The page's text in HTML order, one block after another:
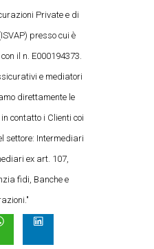
Private e di
presso cui è
il n. E000194373.
e mediatori
direttamente le
contatto i Clienti coi
settore: Intermediari
ex art. 107,
fidi, Banche e